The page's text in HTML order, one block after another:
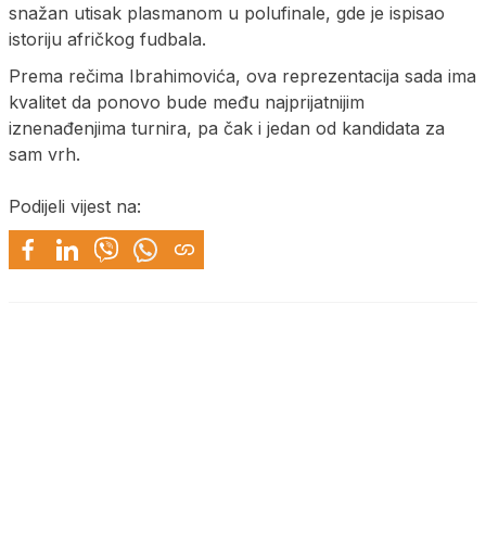
snažan utisak plasmanom u polufinale, gde je ispisao
istoriju afričkog fudbala.
Prema rečima Ibrahimovića, ova reprezentacija sada ima
kvalitet da ponovo bude među najprijatnijim
iznenađenjima turnira, pa čak i jedan od kandidata za
sam vrh.
Podijeli vijest na: